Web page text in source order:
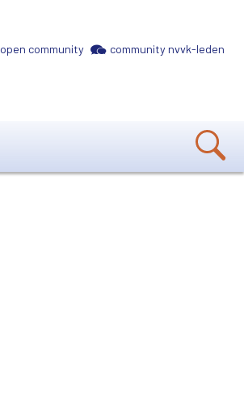
open community community nvvk-leden